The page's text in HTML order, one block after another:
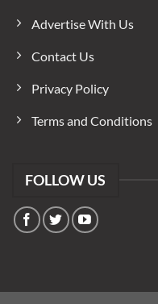
Advertise With Us
Contact Us
Privacy Policy
Terms and Conditions
FOLLOW US